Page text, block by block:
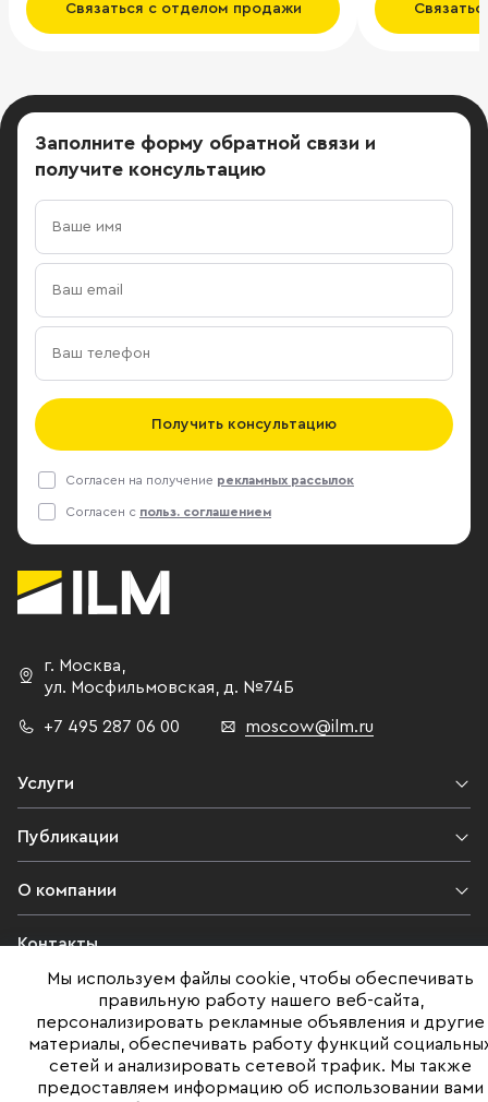
Связаться с отделом продажи
Заполните форму обратной связи и
получите консультацию
Получить консультацию
Согласен на получение рекламных рассылок
Согласен с польз. соглашением
г. Москва,
ул. Мосфильмовская, д. №74Б
+7 495 287 06 00 moscow@ilm.ru
Услуги
Публикации
О компании
Контакты
Юридическая информация
©ILM 2009-2026. Все права защищены
Мы используем файлы cookie, чтобы обеспечивать
правильную работу нашего веб-сайта,
персонализировать рекламные объявления и другие
материалы, обеспечивать работу функций
сетей и анализировать сетевой трафик. Мы также
предоставляем информацию об использовании вами